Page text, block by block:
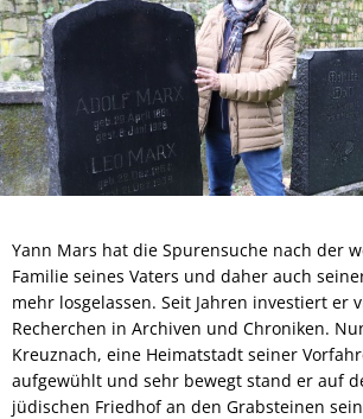
Yann Mars hat die Spurensuche nach der
Familie seines Vaters und daher auch
mehr losgelassen. Seit Jahren investiert er
Recherchen in Archiven und Chroniken.
Kreuznach, eine Heimatstadt seiner
aufgewühlt und sehr bewegt stand er auf
jüdischen Friedhof an den Grabsteinen